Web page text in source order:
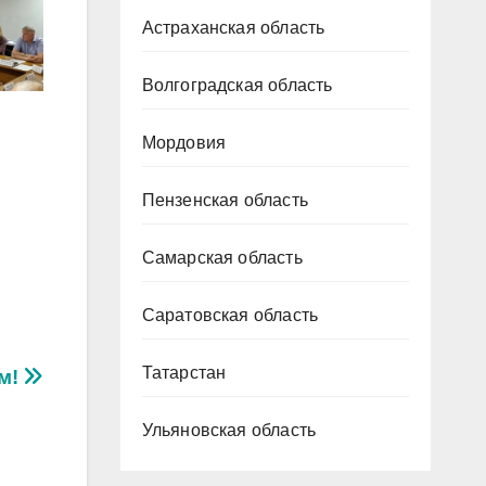
Астраханская область
Волгоградская область
Мордовия
Пензенская область
Самарская область
Саратовская область
Татарстан
Ульяновская область